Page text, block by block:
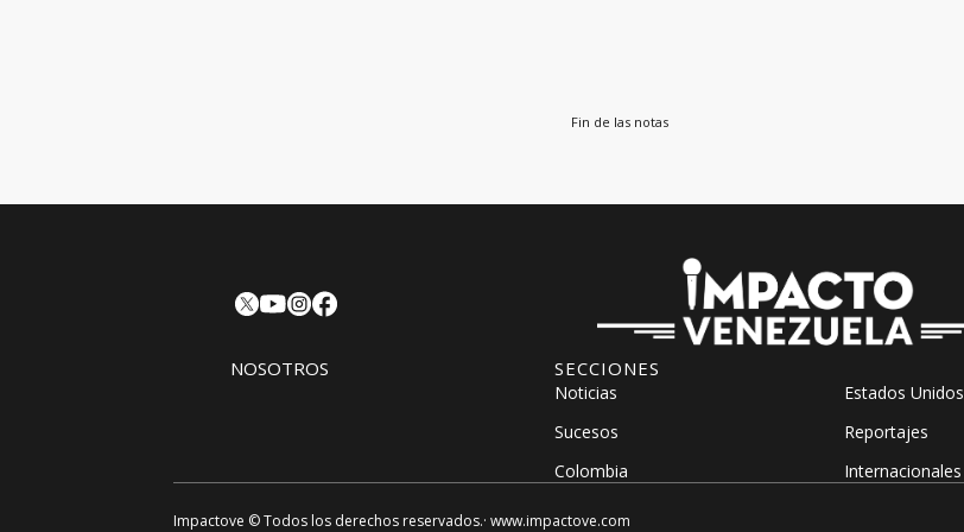
Fin de las notas
NOSOTROS SECCIONES
Noticias
Sucesos
Colombia
Estados Unidos
Reportajes
Internacionales
Impactove © Todos los derechos reservados.· www.impactove.com